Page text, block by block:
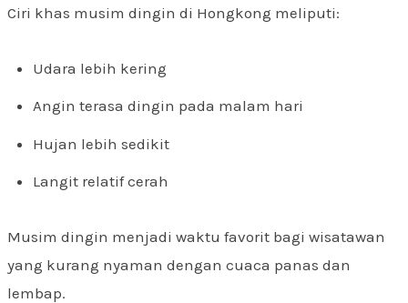
Ciri khas musim dingin di Hongkong meliputi:
Udara lebih kering
Angin terasa dingin pada malam hari
Hujan lebih sedikit
Langit relatif cerah
Musim dingin menjadi waktu favorit bagi wisatawan
yang kurang nyaman dengan cuaca panas dan
lembap.